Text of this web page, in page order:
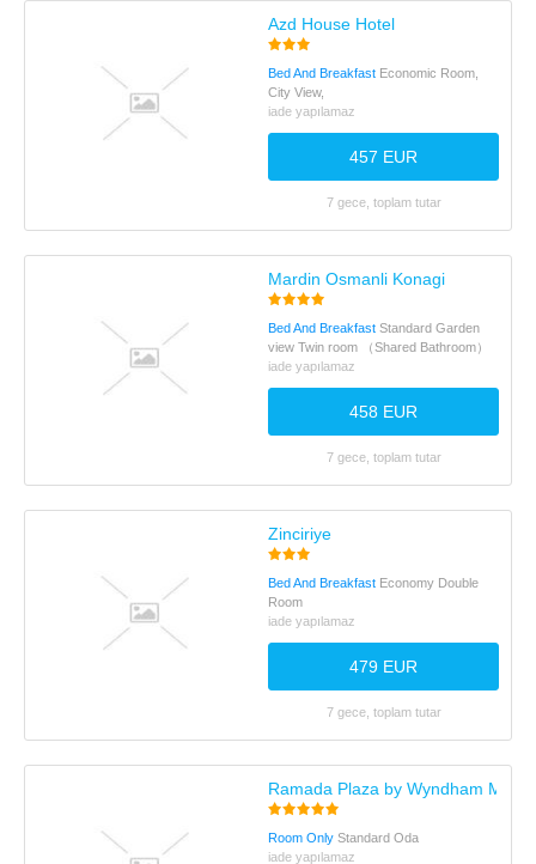
Azd House Hotel
Bed And Breakfast Economic Room,
City View,
iade yapılamaz
457 EUR
7 gece, toplam tutar
Mardin Osmanli Konagi
Bed And Breakfast Standard Garden
view Twin room （Shared Bathroom）
iade yapılamaz
458 EUR
7 gece, toplam tutar
Zinciriye
Bed And Breakfast Economy Double
Room
iade yapılamaz
479 EUR
7 gece, toplam tutar
Ramada Plaza by Wyndham
Room Only Standard Oda
iade yapılamaz